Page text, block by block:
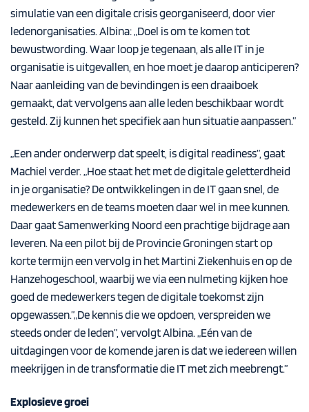
simulatie van een digitale crisis georganiseerd, door vier
ledenorganisaties. Albina: „Doel is om te komen tot
bewustwording. Waar loop je tegenaan, als alle IT in je
organisatie is uitgevallen, en hoe moet je daarop anticiperen?
Naar aanleiding van de bevindingen is een draaiboek
gemaakt, dat vervolgens aan alle leden beschikbaar wordt
gesteld. Zij kunnen het specifiek aan hun situatie aanpassen.”
„Een ander onderwerp dat speelt, is digital readiness”, gaat
Machiel verder. „Hoe staat het met de digitale geletterdheid
in je organisatie? De ontwikkelingen in de IT gaan snel, de
medewerkers en de teams moeten daar wel in mee kunnen.
Daar gaat Samenwerking Noord een prachtige bijdrage aan
leveren. Na een pilot bij de Provincie Groningen start op
korte termijn een vervolg in het Martini Ziekenhuis en op de
Hanzehogeschool, waarbij we via een nulmeting kijken hoe
goed de medewerkers tegen de digitale toekomst zijn
opgewassen.”„De kennis die we opdoen, verspreiden we
steeds onder de leden”, vervolgt Albina. „Eén van de
uitdagingen voor de komende jaren is dat we iedereen willen
meekrijgen in de transformatie die IT met zich meebrengt.”
Explosieve groei